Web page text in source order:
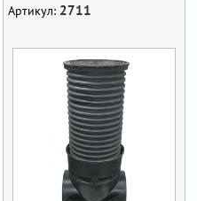
Артикул: 2711